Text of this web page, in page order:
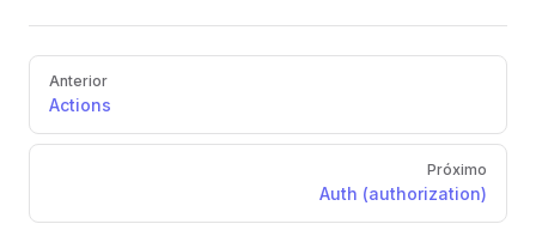
Pager
Anterior
Actions
Próximo
Auth (authorization)